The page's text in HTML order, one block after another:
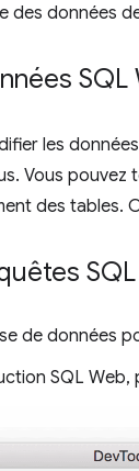
des données
SQL
les
Vous pouvez
des tables.
de données
SQL